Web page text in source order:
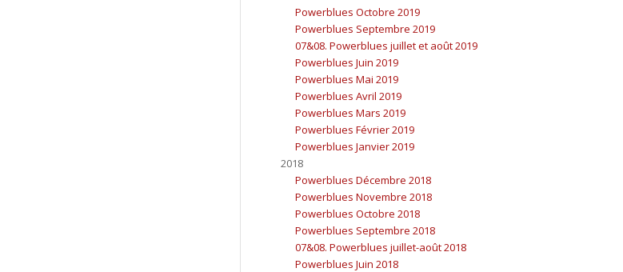
Powerblues Octobre 2019
Powerblues Septembre 2019
07&08. Powerblues juillet et août 2019
Powerblues Juin 2019
Powerblues Mai 2019
Powerblues Avril 2019
Powerblues Mars 2019
Powerblues Février 2019
Powerblues Janvier 2019
2018
Powerblues Décembre 2018
Powerblues Novembre 2018
Powerblues Octobre 2018
Powerblues Septembre 2018
07&08. Powerblues juillet-août 2018
Powerblues Juin 2018